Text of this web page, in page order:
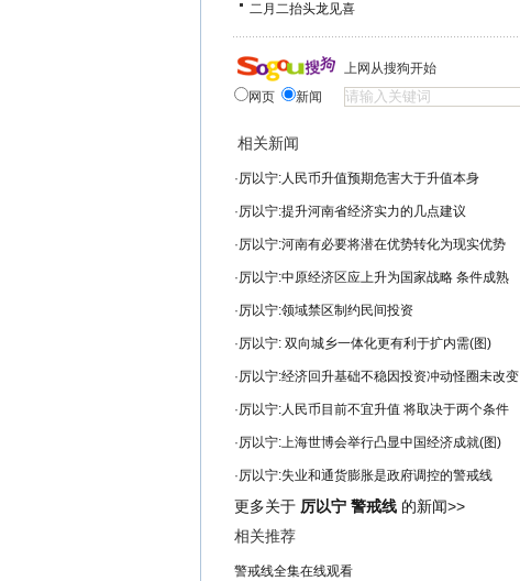
二月二抬头龙见喜
上网从搜狗开始
网页
新闻
相关新闻
·厉以宁:人民币升值预期危害大于升值本身
·厉以宁:提升河南省经济实力的几点建议
·厉以宁:河南有必要将潜在优势转化为现实优势
·厉以宁:中原经济区应上升为国家战略 条件成熟
·厉以宁:领域禁区制约民间投资
·厉以宁: 双向城乡一体化更有利于扩内需(图)
·厉以宁:经济回升基础不稳因投资冲动怪圈未改变
·厉以宁:人民币目前不宜升值 将取决于两个条件
·厉以宁:上海世博会举行凸显中国经济成就(图)
·厉以宁:失业和通货膨胀是政府调控的警戒线
更多关于 厉以宁 警戒线的新闻>>
相关推荐
警戒线全集在线观看